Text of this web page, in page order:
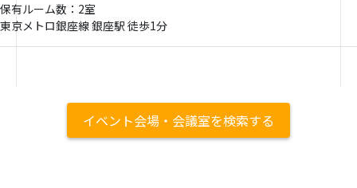
保有ルーム数：2室
東京メトロ銀座線 銀座駅 徒歩1分
イベント会場・会議室を検索する